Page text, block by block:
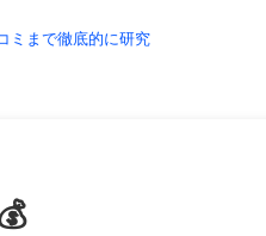
ミまで徹底的に研究